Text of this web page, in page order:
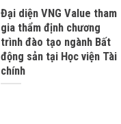
Đại diện VNG Value tham
gia thẩm định chương
trình đào tạo ngành Bất
động sản tại Học viện Tài
chính